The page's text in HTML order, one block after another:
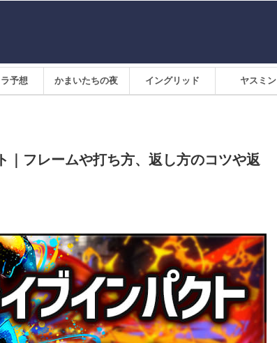
予想 かまいたちの夜 イングリッド ヤスミン
｜フレームや打ち方、返し方のコツや返